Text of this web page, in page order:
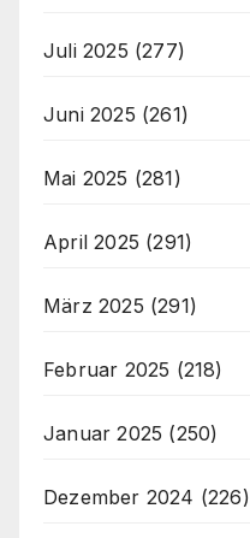
Juli 2025 (277)
Juni 2025 (261)
Mai 2025 (281)
April 2025 (291)
März 2025 (291)
Februar 2025 (218)
Januar 2025 (250)
Dezember 2024 (226)